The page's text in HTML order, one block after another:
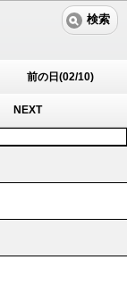
検索
前の日(02/10)
NEXT